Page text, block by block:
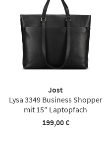
Jost
Lysa 3349 Business Shopper
mit 15″ Laptopfach
199,00 €